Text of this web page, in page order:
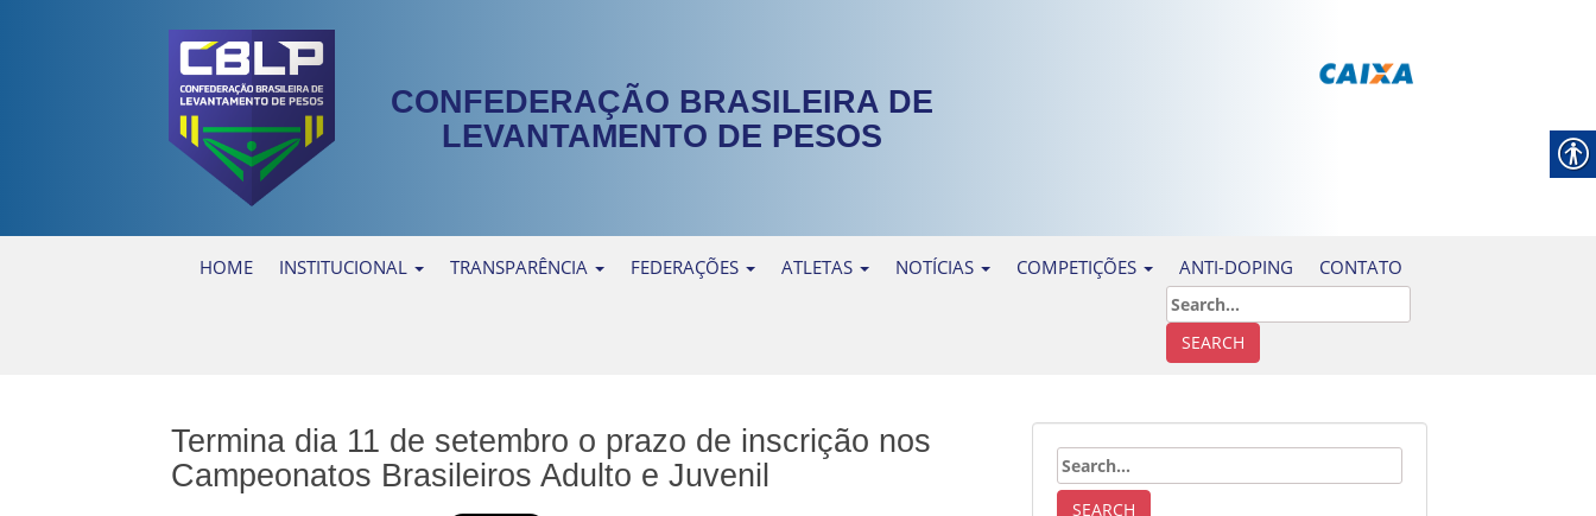
CONFEDERAÇÃO BRASILEIRA DE
LEVANTAMENTO DE PESOS
HOME INSTITUCIONAL TRANSPARÊNCIA FEDERAÇÕES ATLETAS NOTÍCIAS COMPETIÇÕES ANTI-DOPING CONTATO
Termina dia 11 de setembro o prazo de inscrição nos
Campeonatos Brasileiros Adulto e Juvenil